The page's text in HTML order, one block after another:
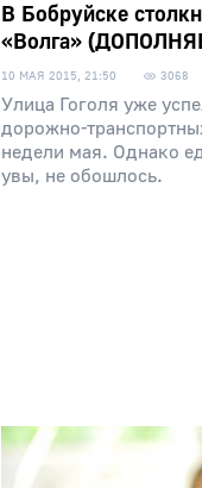
В Бобруйске
«Волга»
10 МАЯ 2015, 21:50 3068
Улица Гоголя уже
дорожно-
недели мая. Однако
увы, не обошлось.